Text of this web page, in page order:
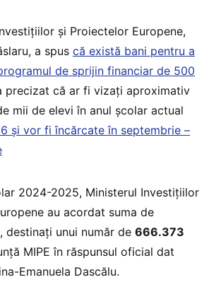
și Proiectelor Europene,
a spus că există bani pentru a
de sprijin financiar de 500
precizat că ar fi vizați aproximativ
mii de elevi în anul școlar actual
și vor fi încărcate în septembrie –
2024-2025, Ministerul Investițiilor
au acordat suma de
destinaţi unui număr de 666.373
MIPE în răspunsul oficial dat
Emanuela Dascălu.